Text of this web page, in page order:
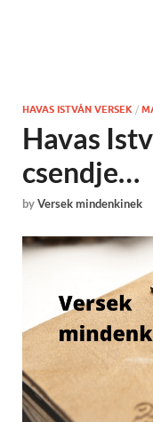
HAVAS ISTVÁN VERSEK /
Havas
csendje…
byVersek mindenkinek